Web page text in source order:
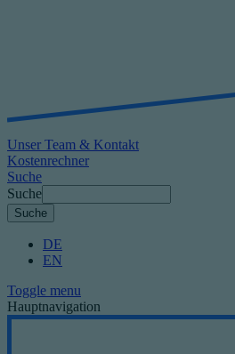
Unser Team & Kontakt
Kostenrechner
Suche
Suche
DE
EN
Toggle menu
Hauptnavigation